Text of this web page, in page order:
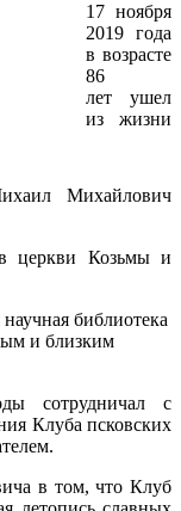
17 ноября
2019 года
в возрасте
86
лет ушел
из жизни
Михайлович
церкви Козьмы и
библиотека
и близким
сотрудничал с
Клуба псковских
в том, что Клуб